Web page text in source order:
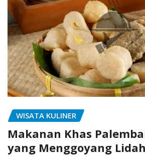
WISATA KULINER
Makanan Khas
yang Menggoyang Lidah